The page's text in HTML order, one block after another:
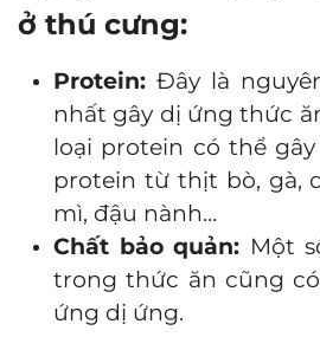
ở thú cưng:
Protein: Đây là
nhất gây dị ứng thức
loại protein có thể
protein từ thịt bò, gà,
mì, đậu nành…
Chất bảo quản: Một
trong thức ăn cũng
ứng dị ứng.